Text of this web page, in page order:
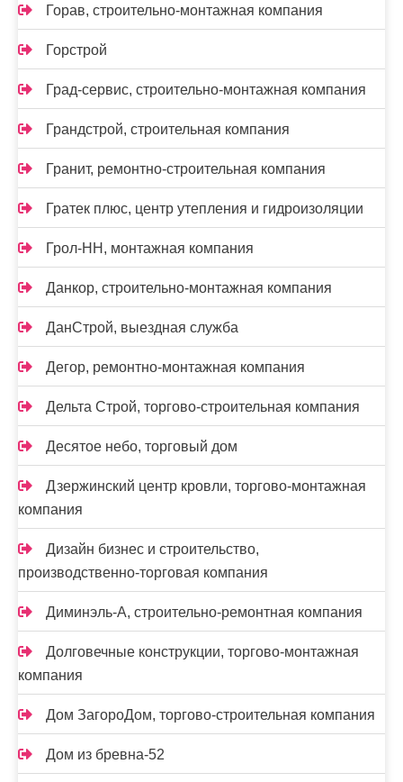
Горав, строительно-монтажная компания
Горстрой
Град-сервис, строительно-монтажная компания
Грандстрой, строительная компания
Гранит, ремонтно-строительная компания
Гратек плюс, центр утепления и гидроизоляции
Грол-НН, монтажная компания
Данкор, строительно-монтажная компания
ДанСтрой, выездная служба
Дегор, ремонтно-монтажная компания
Дельта Строй, торгово-строительная компания
Десятое небо, торговый дом
Дзержинский центр кровли, торгово-монтажная
компания
Дизайн бизнес и строительство,
производственно-торговая компания
Диминэль-А, строительно-ремонтная компания
Долговечные конструкции, торгово-монтажная
компания
Дом ЗагороДом, торгово-строительная компания
Дом из бревна-52